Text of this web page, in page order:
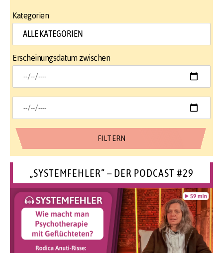
Kategorien
Erscheinungsdatum zwischen
„SYSTEMFEHLER“ – DER PODCAST #29